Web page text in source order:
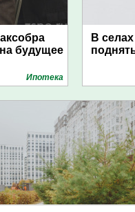
будущее
Ипотека
В